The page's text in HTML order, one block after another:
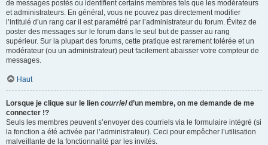
de messages postés ou identifient certains membres tels que les modérateurs
et administrateurs. En général, vous ne pouvez pas directement modifier
l’intitulé d’un rang car il est paramétré par l’administrateur du forum. Évitez de
poster des messages sur le forum dans le seul but de passer au rang
supérieur. Sur la plupart des forums, cette pratique est rarement tolérée et un
modérateur (ou un administrateur) peut facilement abaisser votre compteur de
messages.
Haut
Lorsque je clique sur le lien courrield’un membre, on me demande de me
connecter !?
Seuls les membres peuvent s’envoyer des courriels via le formulaire intégré (si
la fonction a été activée par l’administrateur). Ceci pour empêcher l’utilisation
malveillante de la fonctionnalité par les invités.